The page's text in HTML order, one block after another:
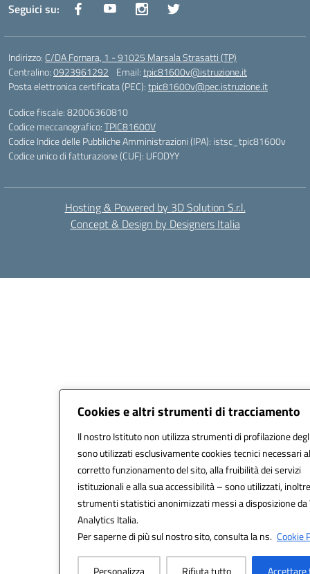
Cookies e altri strumenti di tracciamento
Il nostro Istituto non utilizza strumenti di profilazione
sono utilizzati esclusivamente cookies tecnici necessari al
corretto funzionamento del sito, alla fruibilità dei servizi
istituzionali e alla sua accessibilità – sono utilizzati,
strumenti statistici anonimizzati messi a disposizione da
Analytics Italia.
Per saperne di più sul nostro sito, consulta la ns. Cookie
Personalizza Rifiuta tutto
Seguici su:
Indirizzo: C/DA Fornara, 1 - 91025 Marsala Strasatti (TP)
Centralino:0923961292 Email:tpic81600v@istruzione.it
Posta elettronica certificata (PEC):tpic81600v@pec.istruzione.it
Codice fiscale: 82006360810
Codice meccanografico:TPIC81600V
Codice Indice delle Pubbliche Amministrazioni (IPA): istsc_tpic81600v
Codice unico di fatturazione (CUF): UFODYY
Hosting & Powered by 3D Solution S.r.l.
Concept & Design by Designers Italia